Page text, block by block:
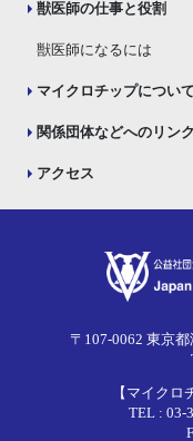
獣医師の仕事と役割
獣医師になるには
マイクロチップについて
関係団体などへのリンク
アクセス
〒107-0062 東京
【マイクロ
TEL : 03-